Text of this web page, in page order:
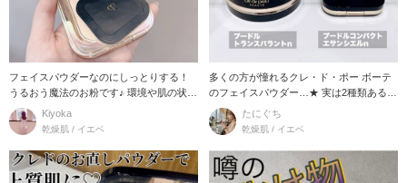
フェイスパウダーなのにしっとりする！
うるおう魔法のお粉です♪ 環境や肌の状態
を感知して
Kiyoka
乾燥肌 / イエベ
多くの方が憧れるクレ・ド・ポー ボーテ
のフェイスパウダー…★ 実は2種類あるん
です！ そ
たにぐち
乾燥肌 / イエベ